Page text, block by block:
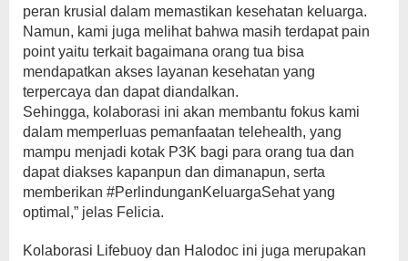
peran krusial dalam memastikan kesehatan keluarga.
Namun, kami juga melihat bahwa masih terdapat pain
point yaitu terkait bagaimana orang tua bisa
mendapatkan akses layanan kesehatan yang
terpercaya dan dapat diandalkan.
Sehingga, kolaborasi ini akan membantu fokus kami
dalam memperluas pemanfaatan telehealth, yang
mampu menjadi kotak P3K bagi para orang tua dan
dapat diakses kapanpun dan dimanapun, serta
memberikan #PerlindunganKeluargaSehat yang
optimal,” jelas Felicia.
Kolaborasi Lifebuoy dan Halodoc ini juga merupakan